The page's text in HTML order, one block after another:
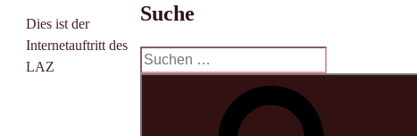
Suche
Suchen
nach:
Dies ist der
Internetauftritt des
LAZ